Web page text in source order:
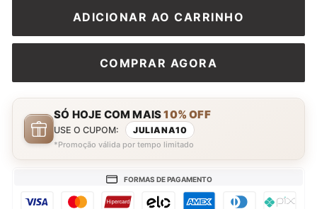
ADICIONAR AO CARRINHO
COMPRAR AGORA
SÓ HOJE COM MAIS10% OFF
USE O CUPOM: JULIANA10
*Promoção válida por tempo limitado
FORMAS DE PAGAMENTO